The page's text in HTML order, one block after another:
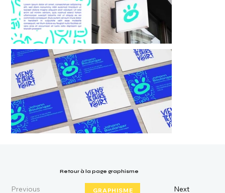
Previous Next
Retour à la page graphisme
GRAPHISME